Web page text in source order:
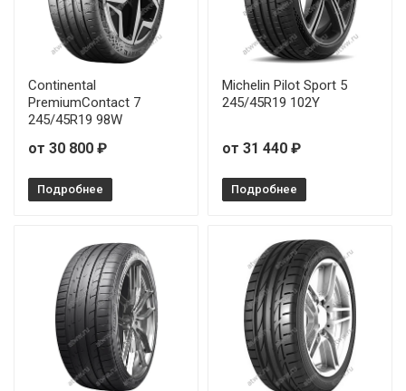
Continental
PremiumContact 7
245/45R19 98W
от 30 800 ₽
Подробнее
Michelin Pilot Sport 5
245/45R19 102Y
от 31 440 ₽
Подробнее